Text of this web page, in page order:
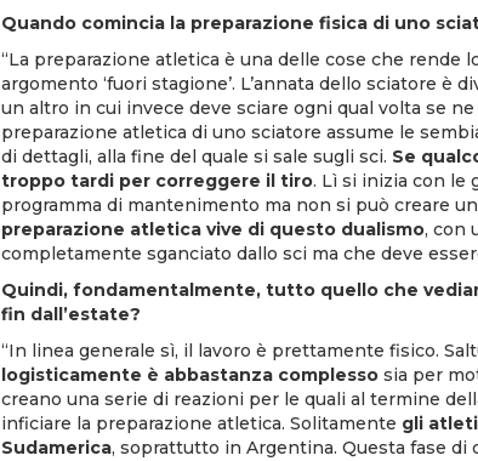
Quando comincia la preparazione fisica di uno
“La preparazione atletica è una delle cose che rende
argomento ‘fuori stagione’. L’annata dello sciatore è
un altro in cui invece deve sciare ogni qual volta se
preparazione atletica di uno sciatore assume le
di dettagli, alla fine del quale si sale sugli sci. Se
troppo tardi per correggere il tiro. Lì si inizia con le
programma di mantenimento ma non si può creare
preparazione atletica vive di questo dualismo, con
completamente sganciato dallo sci ma che deve
Quindi, fondamentalmente, tutto quello che
fin dall’estate?
“In linea generale sì, il lavoro è prettamente fisico.
logisticamente è abbastanza complesso sia per
creano una serie di reazioni per le quali al termine
inficiare la preparazione atletica. Solitamente gli
Sudamerica, soprattutto in Argentina. Questa fase di